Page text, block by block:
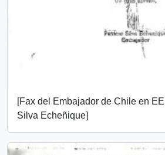
[Fax del Embajador de Chile en
Silva Echeñique]